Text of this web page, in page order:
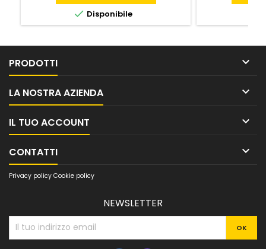
 Disponibile
PRODOTTI 
LA NOSTRA AZIENDA 
IL TUO ACCOUNT 
CONTATTI 
Privacy policy Cookie policy
NEWSLETTER